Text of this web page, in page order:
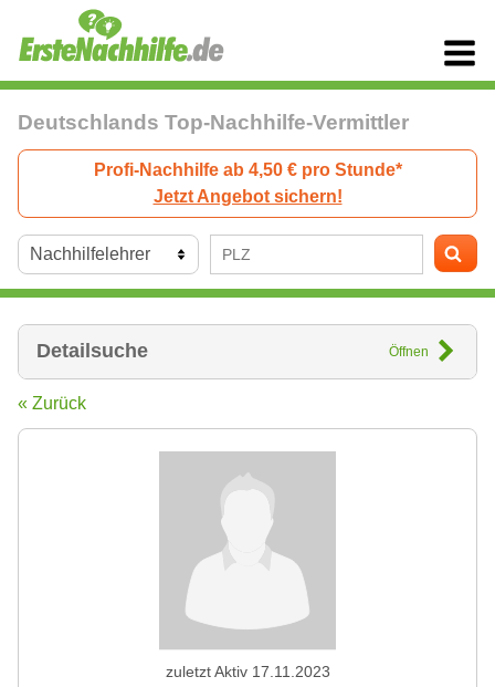
Deutschlands Top-Nachhilfe-Vermittler
Profi-Nachhilfe ab 4,50 € pro Stunde*
Jetzt Angebot sichern!
Detailsuche Öffnen
« Zurück
zuletzt Aktiv 17.11.2023